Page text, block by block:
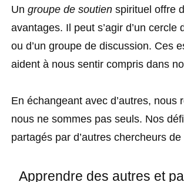
Un groupe de soutien spirituel offre
avantages. Il peut s’agir d’un cercle
ou d’un groupe de discussion. Ces
aident à nous sentir compris dans
En échangeant avec d’autres, nous
nous ne sommes pas seuls. Nos
partagés par d’autres chercheurs de
Apprendre des autres et